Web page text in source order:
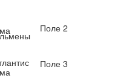
Поле 2
Поле 3